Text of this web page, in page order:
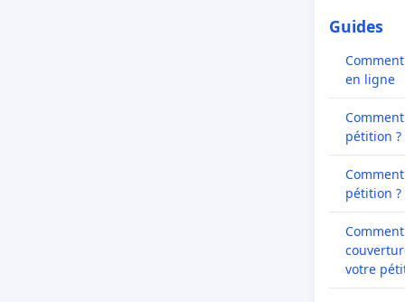
Guides
en ligne
pétition ?
pétition ?
votre